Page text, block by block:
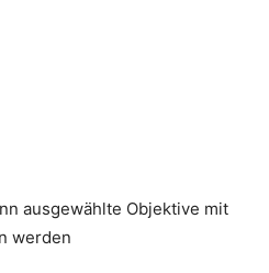
ausgewählte Objektive mit
werden